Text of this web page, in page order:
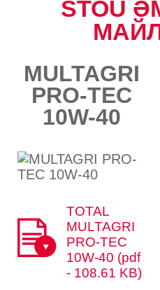
STOU
MULTAGRI
PRO-TEC
10W-40
TOTAL
MULTAGRI
PRO-TEC
10W-40 (pdf
- 108.61 KB)